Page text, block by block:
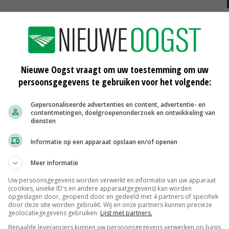
11-03-2016
SDE+ drie weken later open
Nieuwe Oogst vraagt om uw toestemming om uw
persoonsgegevens te gebruiken voor het volgende:
Gepersonaliseerde advertenties en content, advertentie- en
contentmetingen, doelgroepenonderzoek en ontwikkeling van
diensten
Informatie op een apparaat opslaan en/of openen
Meer informatie
Uw persoonsgegevens worden verwerkt en informatie van uw apparaat
(cookies, unieke ID's en andere apparaatgegevens) kan worden
opgeslagen door, geopend door en gedeeld met 4 partners of specifiek
door deze site worden gebruikt. Wij en onze partners kunnen precieze
geolocatiegegevens gebruiken. Lijst met partners.
Bepaalde leveranciers kunnen uw persoonsgegevens verwerken op basis